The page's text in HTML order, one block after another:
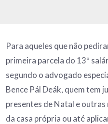
Para aqueles que não
primeira parcela do 13º
segundo o advogado
Bence Pál Deák, quem tem
presentes de Natal e
da casa própria ou até